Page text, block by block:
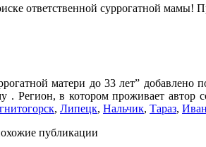
ответственной суррогатной мамы!
матери до 33 лет”
Регион, в котором проживает автор
, Липецк, Нальчик, Тараз,
публикации